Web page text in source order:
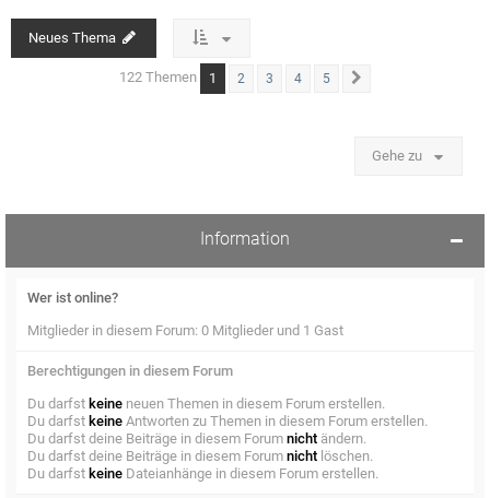
Neues Thema
122 Themen 1 2 3 4 5
Gehe zu
Information
Wer ist online?
Mitglieder in diesem Forum: 0 Mitglieder und 1 Gast
Berechtigungen in diesem Forum
Du darfst keine neuen Themen in diesem Forum erstellen.
Du darfst keine Antworten zu Themen in diesem Forum erstellen.
Du darfst deine Beiträge in diesem Forum nicht ändern.
Du darfst deine Beiträge in diesem Forum nicht löschen.
Du darfst keine Dateianhänge in diesem Forum erstellen.